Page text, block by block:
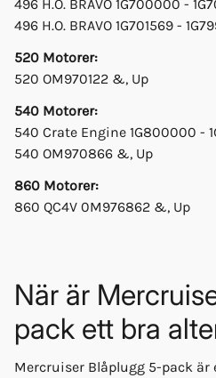
496 H.O. BRAVO 1G700000 -
496 H.O. BRAVO 1G701569 -
520 Motorer:
520 OM970122 &, Up
540 Motorer:
540 Crate Engine 1G800000 -
540 OM970866 &, Up
860 Motorer:
860 QC4V 0M976862 &, Up
När är
pack ett bra
Mercruiser Blåplugg 5-pack